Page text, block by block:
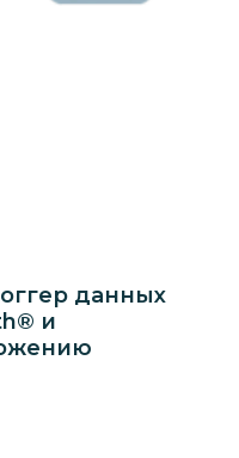
данных
и